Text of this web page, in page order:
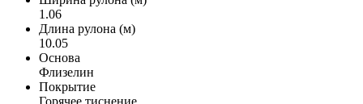
1.06
Длина рулона (м)
10.05
Основа
Флизелин
Покрытие
Горячее тиснение